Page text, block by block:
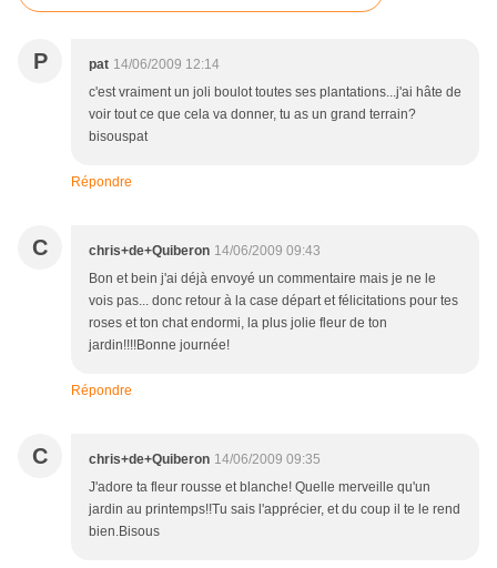
P pat 14/06/2009 12:14
c'est vraiment un joli boulot toutes ses plantations...j'ai hâte de
voir tout ce que cela va donner, tu as un grand terrain?
bisouspat
Répondre
C chris+de+Quiberon 14/06/2009 09:43
Bon et bein j'ai déjà envoyé un commentaire mais je ne le
vois pas... donc retour à la case départ et félicitations pour tes
roses et ton chat endormi, la plus jolie fleur de ton
jardin!!!!Bonne journée!
Répondre
C chris+de+Quiberon 14/06/2009 09:35
J'adore ta fleur rousse et blanche! Quelle merveille qu'un
jardin au printemps!!Tu sais l'apprécier, et du coup il te le rend
bien.Bisous